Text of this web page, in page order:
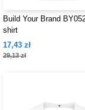
Build Your Brand
shirt
17,43 zł
29,13 zł